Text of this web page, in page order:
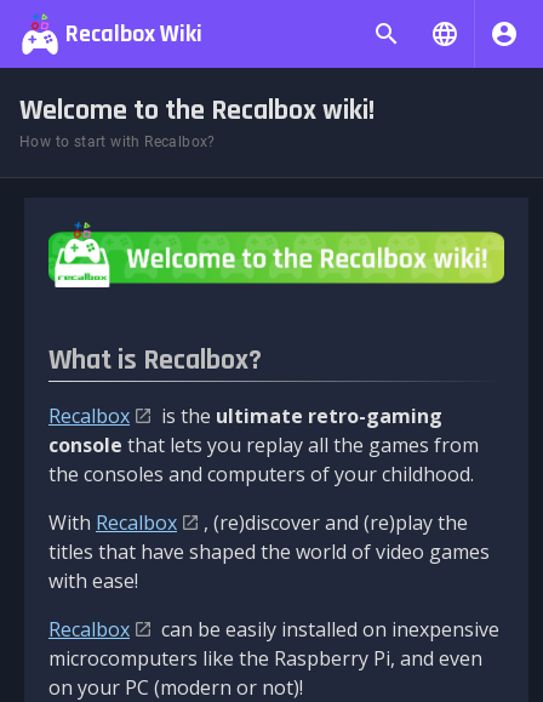
Recalbox Wiki
Welcome to the Recalbox wiki!
How to start with Recalbox?
What is Recalbox?
Recalbox is the ultimate retro-gaming
console that lets you replay all the games from
the consoles and computers of your childhood.
With Recalbox
, (re)discover and (re)play the
titles that have shaped the world of video games
with ease!
Recalbox
can be easily installed on inexpensive
microcomputers like the Raspberry Pi, and even
on your PC (modern or not)!